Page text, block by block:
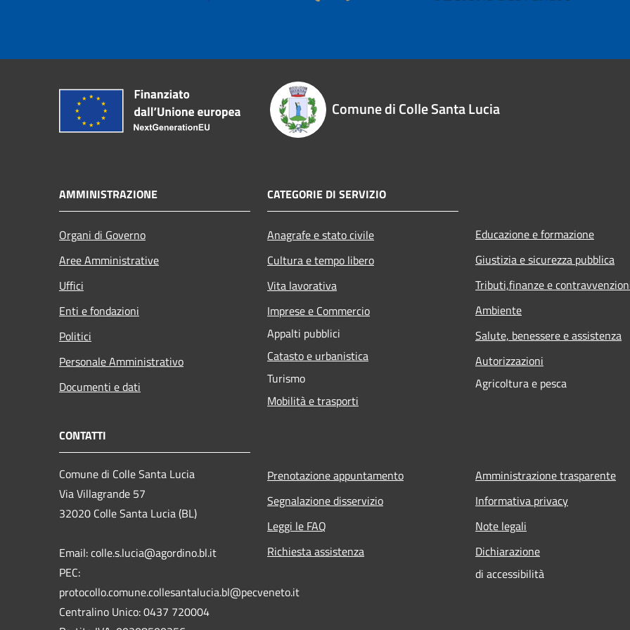
Comune di Colle Santa Lucia
AMMINISTRAZIONE
Organi di Governo
Aree Amministrative
Uffici
Enti e fondazioni
Politici
Personale Amministrativo
Documenti e dati
CATEGORIE DI SERVIZIO
Anagrafe e stato civile
Cultura e tempo libero
Vita lavorativa
Imprese e Commercio
Appalti pubblici
Catasto e urbanistica
Turismo
Mobilità e trasporti
Educazione e formazione
Giustizia e sicurezza pubblica
Tributi,finanze e
Ambiente
Salute, benessere e assistenza
Autorizzazioni
Agricoltura e pesca
CONTATTI
Comune di Colle Santa Lucia
Via Villagrande 57
32020 Colle Santa Lucia (BL)
Email: colle.s.lucia@agordino.bl.it
PEC:
protocollo.comune.collesantalucia.bl@pecveneto.it
Centralino Unico: 0437 720004
Prenotazione appuntamento
Segnalazione disservizio
Leggi le FAQ
Richiesta assistenza
Amministrazione trasparente
Informativa privacy
Note legali
Dichiarazione
di accessibilità